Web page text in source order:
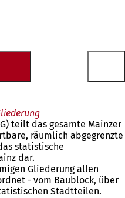
teilt das gesamte Mainzer
räumlich abgegrenzte
statistische
dar.
Gliederung allen
- vom Baublock, über
Stadtteilen.